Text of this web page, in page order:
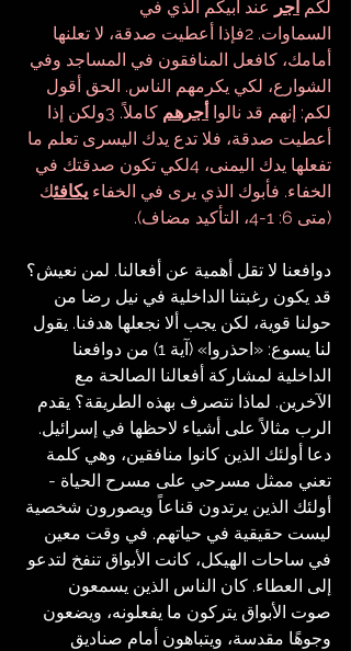
لكم أجر عند أبيكم الذي في
السماوات. 2فإذا أعطيت صدقة، لا تعلنها
أمامك، كافعل المنافقون في المساجد وفي
الشوارع، لكي يكرمهم الناس. الحق أقول
لكم: إنهم قد نالوا أجرهم
كاملاً. 3ولكن إذا
أعطيت صدقة، فلا تدع يدك اليسرى تعلم ما
تفعلها يدك اليمنى، 4لكي تكون صدقتك في
الخفاء. فأبوك الذي يرى في الخفاء يكافئك
(متى 6: 1-4، التأكيد مضاف).
دوافعنا لا تقل أهمية عن أفعالنا. لمن نعيش؟
قد يكون رغبتنا الداخلية في نيل رضا من
حولنا قوية، لكن يجب ألا نجعلها هدفنا. يقول
لنا يسوع: «احذروا» (آية 1) من دوافعنا
الداخلية لمشاركة أفعالنا الصالحة مع
الآخرين. لماذا نتصرف بهذه الطريقة؟ يقدم
الرب مثالاً على أشياء لاحظها في إسرائيل.
دعا أولئك الذين كانوا منافقين، وهي كلمة
تعني ممثل مسرحي على مسرح الحياة -
أولئك الذين يرتدون قناعاً ويصورون شخصية
ليست حقيقية في حياتهم. في وقت معين
في ساحات الهيكل، كانت الأبواق تنفخ لتدعو
إلى العطاء. كان الناس الذين يسمعون
صوت الأبواق يتركون ما يفعلونه، ويضعون
وجوهًا مقدسة، ويتباهون أمام صناديق